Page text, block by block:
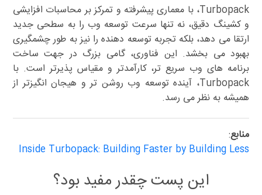
Turbopack، با معماری پیشرفته و تمرکز بر محاسبات افزایشی
و کشینگ دقیق، نه تنها سرعت توسعه وب را به سطحی جدید
ارتقا می دهد، بلکه تجربه توسعه دهنده را نیز به طور چشمگیری
بهبود می بخشد. این فناوری، گامی بزرگ در جهت ساخت
برنامه های وب سریع تر، کارآمدتر و مقیاس پذیرتر است. با
Turbopack، آینده توسعه وب روشن تر و هیجان انگیزتر از
همیشه به نظر می رسد.
منابع:
Inside Turbopack: Building Faster by Building Less
این پست چقدر مفید بود؟